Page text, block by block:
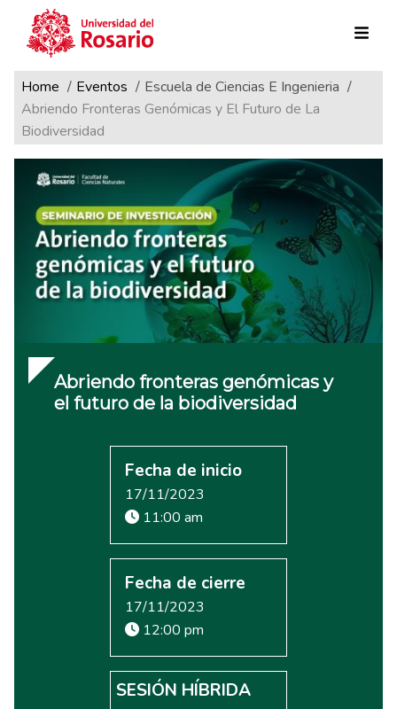
Pasar al contenido principal
Ruta de navegación
Home Eventos
Escuela de Ciencias E Ingenieria
Abriendo Fronteras Genómicas y El Futuro de La
Biodiversidad
Abriendo fronteras genómicas y
el futuro de la biodiversidad
Fecha de inicio
17/11/2023
11:00 am
Fecha de cierre
17/11/2023
12:00 pm
SESIÓN HÍBRIDA